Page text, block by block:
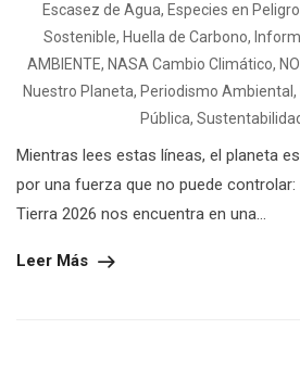
Escasez de Agua, Especies en
Sostenible, Huella de Carbono,
AMBIENTE, NASA Cambio Climático,
Nuestro Planeta, Periodismo Ambiental ,
Pública,
Mientras lees estas líneas, el planeta
por una fuerza que no puede
Tierra 2026 nos encuentra en una...
Leer Más